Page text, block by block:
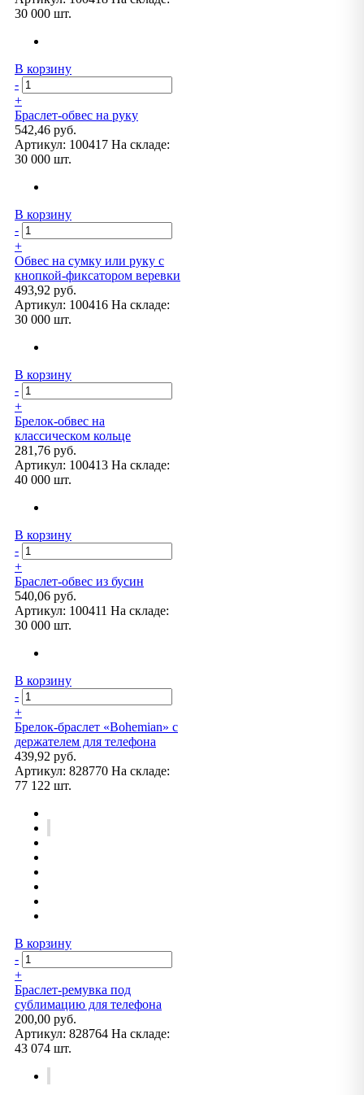
30 000 шт.
В корзину
-
+
Браслет-обвес на руку
542,46 руб.
Артикул: 100417 На складе:
30 000 шт.
В корзину
-
+
Обвес на сумку или руку с
кнопкой-фиксатором веревки
493,92 руб.
Артикул: 100416 На складе:
30 000 шт.
В корзину
-
+
Брелок-обвес на
классическом кольце
281,76 руб.
Артикул: 100413 На складе:
40 000 шт.
В корзину
-
+
Браслет-обвес из бусин
540,06 руб.
Артикул: 100411 На складе:
30 000 шт.
В корзину
-
+
Брелок-браслет «Bohemian» с
держателем для телефона
439,92 руб.
Артикул: 828770 На складе:
77 122 шт.
В корзину
-
+
Браслет-ремувка под
сублимацию для телефона
200,00 руб.
Артикул: 828764 На складе:
43 074 шт.